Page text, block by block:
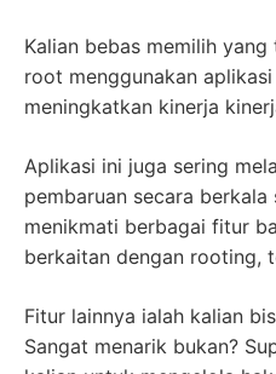
Kalian bebas memilih
root menggunakan
meningkatkan kinerja
Aplikasi ini juga sering
pembaruan secara
menikmati berbagai fitur
berkaitan dengan rooting,
Fitur lainnya ialah kalian
Sangat menarik bukan?